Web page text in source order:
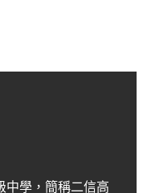
中學 ，簡稱二信高